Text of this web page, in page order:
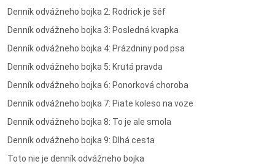
Denník odvážneho bojka 2: Rodrick je šéf
Denník odvážneho bojka 3: Posledná kvapka
Denník odvážneho bojka 4: Prázdniny pod psa
Denník odvážneho bojka 5: Krutá pravda
Denník odvážneho bojka 6: Ponorková choroba
Denník odvážneho bojka 7: Piate koleso na voze
Denník odvážneho bojka 8: To je ale smola
Denník odvážneho bojka 9: Dlhá cesta
Toto nie je denník odvážneho bojka